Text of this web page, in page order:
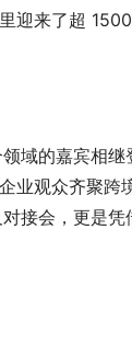
迎来了超
域的嘉宾相继
业观众齐聚跨
接会，更是凭